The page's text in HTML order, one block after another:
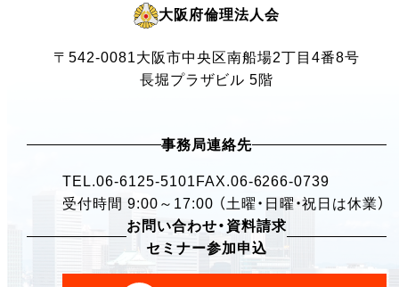
大阪府倫理法人会
〒542-0081大阪市中央区南船場2丁目4番8号
長堀プラザビル 5階
事務局連絡先
TEL.06-6125-5101 FAX.06-6266-0739
受付時間 9:00～17:00 （土曜・日曜・祝日は休業）
お問い合わせ・資料請求
セミナー参加申込